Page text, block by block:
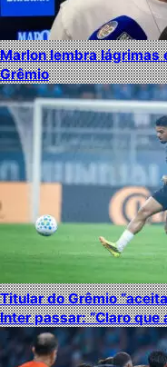
Marlon lembra lágrimas
Grêmio
Titular do Grêmio
Inter passar: “Claro que